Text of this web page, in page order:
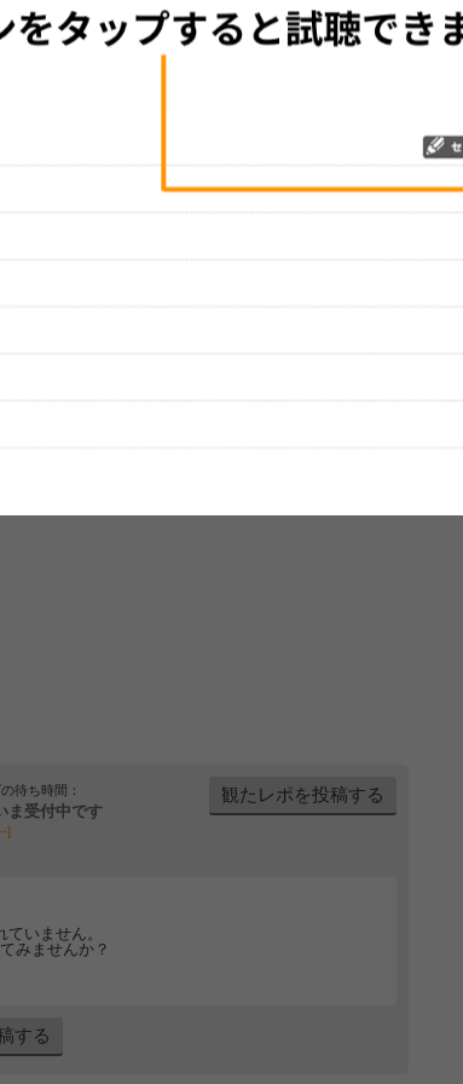
で、あらかじめご了承ください。
▼セットリストの誤りを報告する
して保存する
待ち時間：
ま受付中です
]
観たレポを投稿する
いません。
みませんか？
する